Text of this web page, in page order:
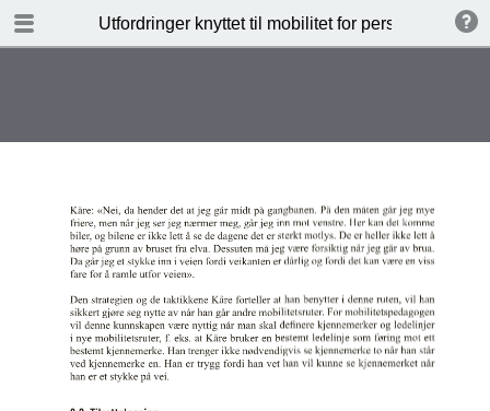
Utfordringer knyttet til mobilitet for personer med
TABLE OF CONTENTS